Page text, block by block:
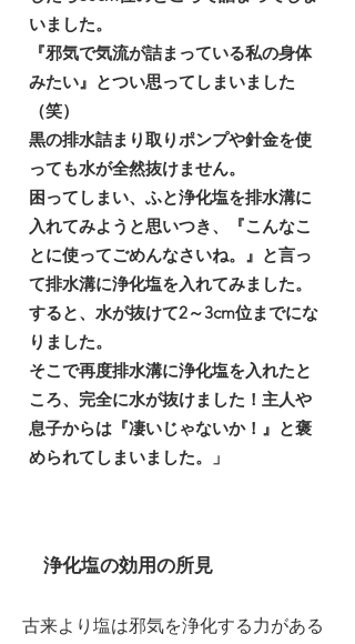
いました。
『邪気で気流が詰まっている私の身体
みたい』とつい思ってしまいました
（笑）
黒の排水詰まり取りポンプや針金を使
っても水が全然抜けません。
困ってしまい、ふと浄化塩を排水溝に
入れてみようと思いつき、『こんなこ
とに使ってごめんなさいね。』と言っ
て排水溝に浄化塩を入れてみました。
すると、水が抜けて2～3cm位までにな
りました。
そこで再度排水溝に浄化塩を入れたと
ころ、完全に水が抜けました！主人や
息子からは『凄いじゃないか！』と褒
められてしまいました。」
浄化塩の効用の所見
古来より塩は邪気を浄化する力がある